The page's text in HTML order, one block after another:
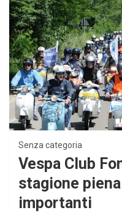
Senza categoria
Vespa Club
stagione
importanti